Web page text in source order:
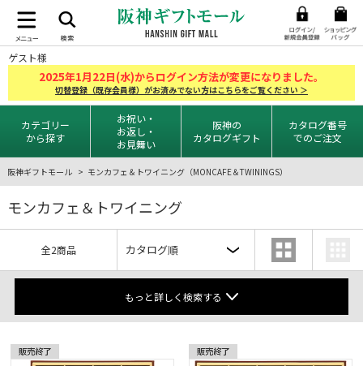
ゲスト様
2025年1月22日(水)からログイン方法が変更になりました。
切替登録（既存会員様）がお済みでない方はこちらをご覧ください ＞
カテゴリー
から探す
お祝い・
お返し・
お見舞い
阪神の
カタログギフト
カタログ番号
でのご注文
阪神ギフトモール モンカフェ＆トワイニング（MONCAFE＆TWININGS）
モンカフェ＆トワイニング
全2商品
もっと詳しく検索する